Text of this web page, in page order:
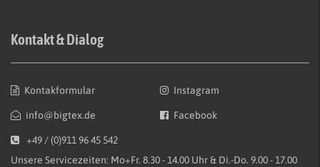
Kontakt & Dialog
Kontakformular
info@bigtex.de
Instagram
Facebook
+49 / (0)911 96 45 542
Unsere Servicezeiten: Mo+Fr. 8.30 - 14.00 Uhr & Di.-Do. 9.00 - 17.00